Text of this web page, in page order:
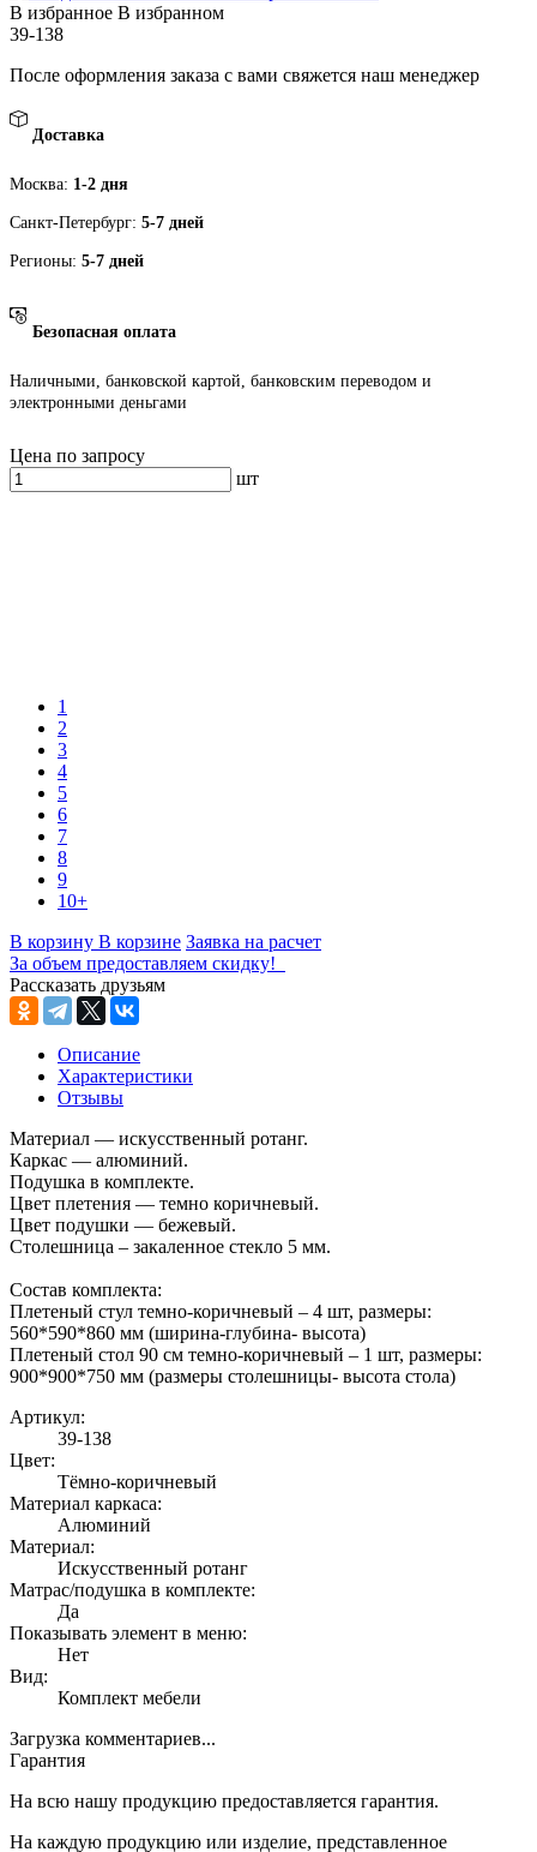
В избранное В избранном
39-138
После оформления заказа с вами свяжется наш менеджер
Доставка
Москва: 1-2 дня
Санкт-Петербург: 5-7 дней
Регионы: 5-7 дней
Безопасная оплата
Наличными, банковской картой, банковским переводом и
электронными деньгами
Цена по запросу
шт
1
2
3
4
5
6
7
8
9
10+
В корзину В корзине Заявка на расчет
За объем предоставляем скидку!
Рассказать друзьям
Описание
Характеристики
Отзывы
Материал — искусственный ротанг.
Каркас — алюминий.
Подушка в комплекте.
Цвет плетения — темно коричневый.
Цвет подушки — бежевый.
Столешница – закаленное стекло 5 мм.
Состав комплекта:
Плетеный стул темно-коричневый – 4 шт, размеры:
560*590*860 мм (ширина-глубина- высота)
Плетеный стол 90 см темно-коричневый – 1 шт, размеры:
900*900*750 мм (размеры столешницы- высота стола)
Артикул:
39-138
Цвет:
Тёмно-коричневый
Материал каркаса:
Алюминий
Материал:
Искусственный ротанг
Матрас/подушка в комплекте:
Да
Показывать элемент в меню:
Нет
Вид:
Комплект мебели
Загрузка комментариев...
Гарантия
На всю нашу продукцию предоставляется гарантия.
На каждую продукцию или изделие, представленное